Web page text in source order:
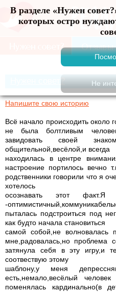
В разделе «Нужен
которых остро
Нужен совет?
Напишите свою историю
Всё начало происходить около
не была болтливым
завидовать своей
общительной,весёлой,и всегда
находилась в центре
настроение портилось
родственники говорили что я
хотелось
осознавать этот
-
пыталась подстроиться под
как будто начала становиться
самой собой,не
мне,радовалась,но проблема
затянула себя в эту игру,и
соотвествую этому
шаблону,у меня
есть,немало,весёлый
поменялась кардинально(в